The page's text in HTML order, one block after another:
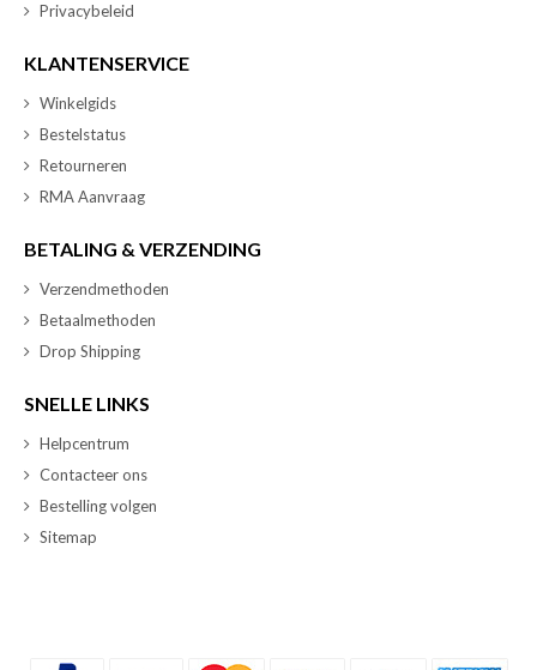
Privacybeleid
KLANTENSERVICE
Winkelgids
Bestelstatus
Retourneren
RMA Aanvraag
BETALING & VERZENDING
Verzendmethoden
Betaalmethoden
Drop Shipping
SNELLE LINKS
Helpcentrum
Contacteer ons
Bestelling volgen
Sitemap